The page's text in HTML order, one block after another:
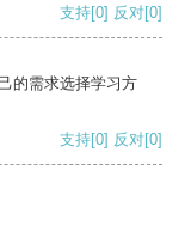
支持[0] 反对[0]
的需求选择学习方
支持[0] 反对[0]